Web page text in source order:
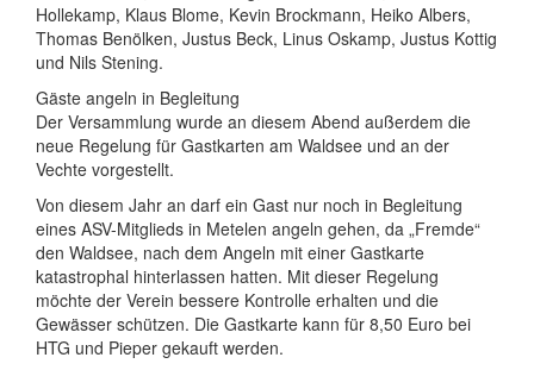
Hollekamp, Klaus Blome, Kevin Brockmann, Heiko Albers,
Thomas Benölken, Justus Beck, Linus Oskamp, Justus Kottig
und Nils Stening.
Gäste angeln in Begleitung
Der Versammlung wurde an diesem Abend außerdem die
neue Regelung für Gastkarten am Waldsee und an der
Vechte vorgestellt.
Von diesem Jahr an darf ein Gast nur noch in Begleitung
eines ASV-Mitglieds in Metelen angeln gehen, da „Fremde“
den Waldsee, nach dem Angeln mit einer Gastkarte
katastrophal hinterlassen hatten. Mit dieser Regelung
möchte der Verein bessere Kontrolle erhalten und die
Gewässer schützen. Die Gastkarte kann für 8,50 Euro bei
HTG und Pieper gekauft werden.